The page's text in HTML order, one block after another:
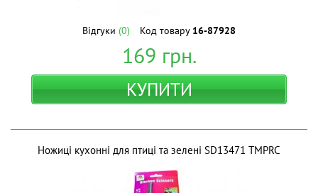
Відгуки (0) Код товару 16-87928
169 грн.
КУПИТИ
Ножиці кухонні для птиці та зелені SD13471 ТМPRC